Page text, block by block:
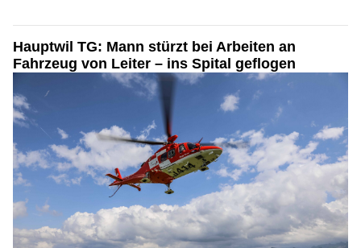
Hauptwil TG: Mann stürzt bei Arbeiten an
Fahrzeug von Leiter – ins Spital geflogen